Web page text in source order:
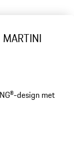
design met